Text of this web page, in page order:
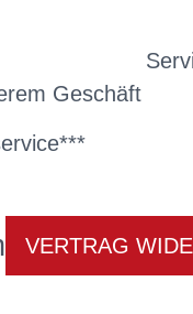
Geschäft
VERTRAG